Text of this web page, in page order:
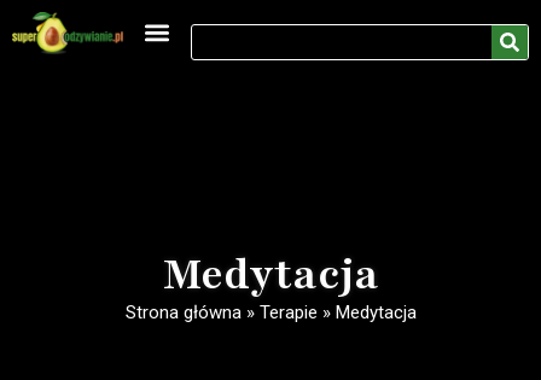
Medytacja
Strona główna» Terapie » Medytacja